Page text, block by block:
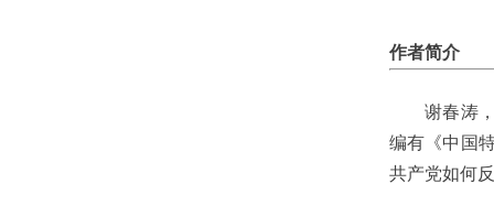
作者简介
谢春涛，
编有《中国
共产党如何